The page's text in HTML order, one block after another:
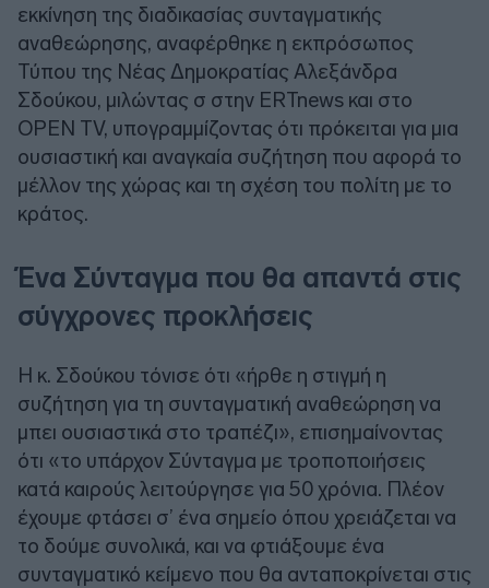
εκκίνηση της διαδικασίας συνταγματικής
αναθεώρησης, αναφέρθηκε η εκπρόσωπος
Τύπου της Νέας Δημοκρατίας Αλεξάνδρα
Σδούκου, μιλώντας σ στην ERTnews και στο
OPEN TV, υπογραμμίζοντας ότι πρόκειται για μια
ουσιαστική και αναγκαία συζήτηση που αφορά το
μέλλον της χώρας και τη σχέση του πολίτη με το
κράτος.
Ένα Σύνταγμα που θα απαντά στις
σύγχρονες προκλήσεις
Η κ. Σδούκου τόνισε ότι «ήρθε η στιγμή η
συζήτηση για τη συνταγματική αναθεώρηση να
μπει ουσιαστικά στο τραπέζι», επισημαίνοντας
ότι «το υπάρχον Σύνταγμα με τροποποιήσεις
κατά καιρούς λειτούργησε για 50 χρόνια. Πλέον
έχουμε φτάσει σ’ ένα σημείο όπου χρειάζεται να
το δούμε συνολικά, και να φτιάξουμε ένα
συνταγματικό κείμενο που θα ανταποκρίνεται στις